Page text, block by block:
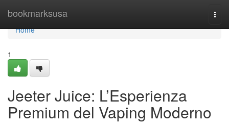
bookmarksusa
Home
Home
1
Jeeter Juice: L’Esperienza
Premium del Vaping Moderno